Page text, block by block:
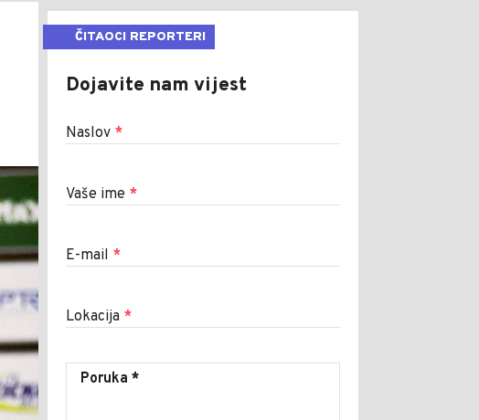
ČITAOCI REPORTERI
Dojavite nam vijest
Naslov *
Vaše ime *
E-mail *
Lokacija *